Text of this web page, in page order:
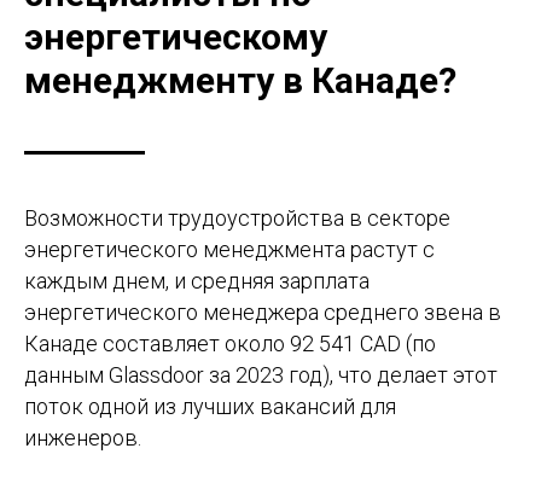
энергетическому
менеджменту в Канаде?
Возможности трудоустройства в секторе
энергетического менеджмента растут с
каждым днем, и средняя зарплата
энергетического менеджера среднего звена в
Канаде составляет около 92 541 CAD (по
данным Glassdoor за 2023 год), что делает этот
поток одной из лучших вакансий для
инженеров.